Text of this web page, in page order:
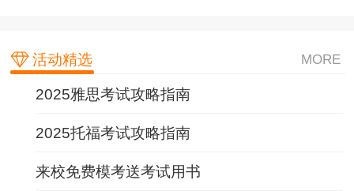
活动精选 MORE
2025雅思考试攻略指南
2025托福考试攻略指南
来校免费模考送考试用书